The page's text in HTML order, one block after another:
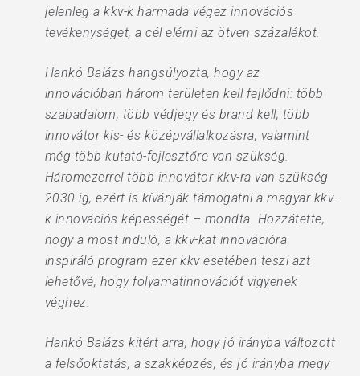
jelenleg a kkv-k harmada végez innovációs
tevékenységet, a cél elérni az ötven százalékot.
Hankó Balázs hangsúlyozta, hogy az
innovációban három területen kell fejlődni: több
szabadalom, több védjegy és brand kell; több
innovátor kis- és középvállalkozásra, valamint
még több kutató-fejlesztőre van szükség.
Háromezerrel több innovátor kkv-ra van szükség
2030-ig, ezért is kívánják támogatni a magyar kkv-
k innovációs képességét – mondta. Hozzátette,
hogy a most induló, a kkv-kat innovációra
inspiráló program ezer kkv esetében teszi azt
lehetővé, hogy folyamatinnovációt vigyenek
véghez.
Hankó Balázs kitért arra, hogy jó irányba változott
a felsőoktatás, a szakképzés, és jó irányba megy